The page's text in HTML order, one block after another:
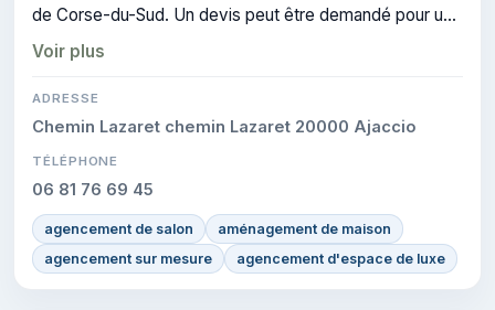
de Corse-du-Sud. Un devis peut être demandé pour un
projet de architecture d'intérieur.
Voir plus
ADRESSE
Chemin Lazaret chemin Lazaret 20000 Ajaccio
TÉLÉPHONE
06 81 76 69 45
agencement de salon
aménagement de maison
agencement sur mesure
agencement d'espace de luxe